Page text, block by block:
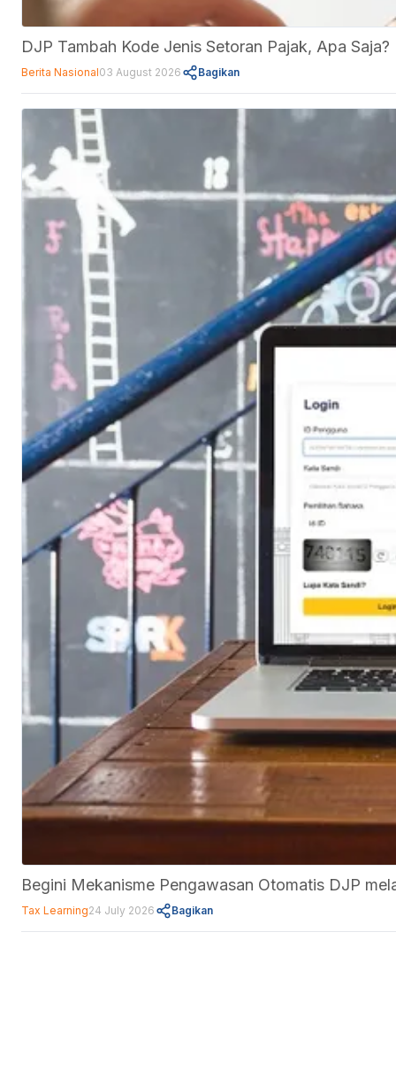
DJP Tambah Kode Jenis Setoran Pajak, Apa Saja?
Berita Nasional03 August 2026 Bagikan
Begini Mekanisme Pengawasan Otomatis DJP
Tax Learning24 July 2026 Bagikan